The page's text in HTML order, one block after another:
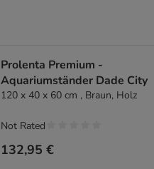
Prolenta Premium -
Aquariumständer Dade City
120 x 40 x 60 cm , Braun, Holz
132,95 €
Not Rated